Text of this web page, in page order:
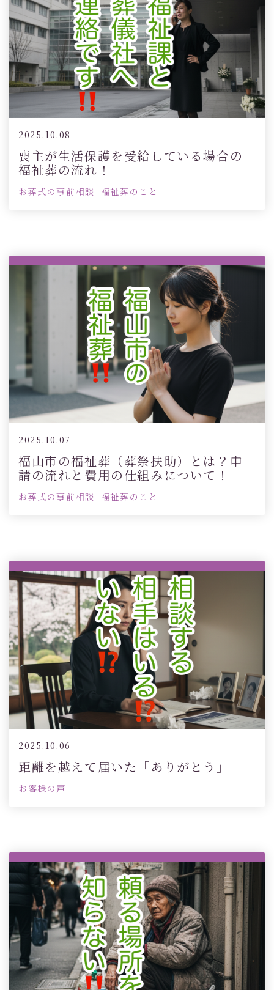
喪主が生活保護を受給している場合の
福祉葬の流れ！
2025.10.08
お葬式の事前相談 福祉葬のこと
福山市の福祉葬（葬祭扶助）とは？申
請の流れと費用の仕組みについて！
2025.10.07
お葬式の事前相談 福祉葬のこと
距離を越えて届いた「ありがとう」
2025.10.06
お客様の声